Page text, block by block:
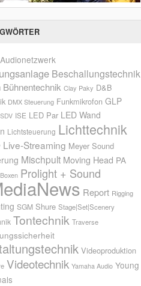
Audionetzwerk
Beschallungstechnik
Bühnentechnik Clay Paky D&B
DMX Steuerung Funkmikrofon GLP
ISE LED Par LED Wand
Lichtsteuerung Lichttechnik
Live-Streaming Meyer Sound
Mischpult Moving Head PA
Prolight + Sound
Report Rigging
SGM Shure Stage|Set|Scenery
Tontechnik Traverse
Videoproduktion
Videotechnik Yamaha Audio Young